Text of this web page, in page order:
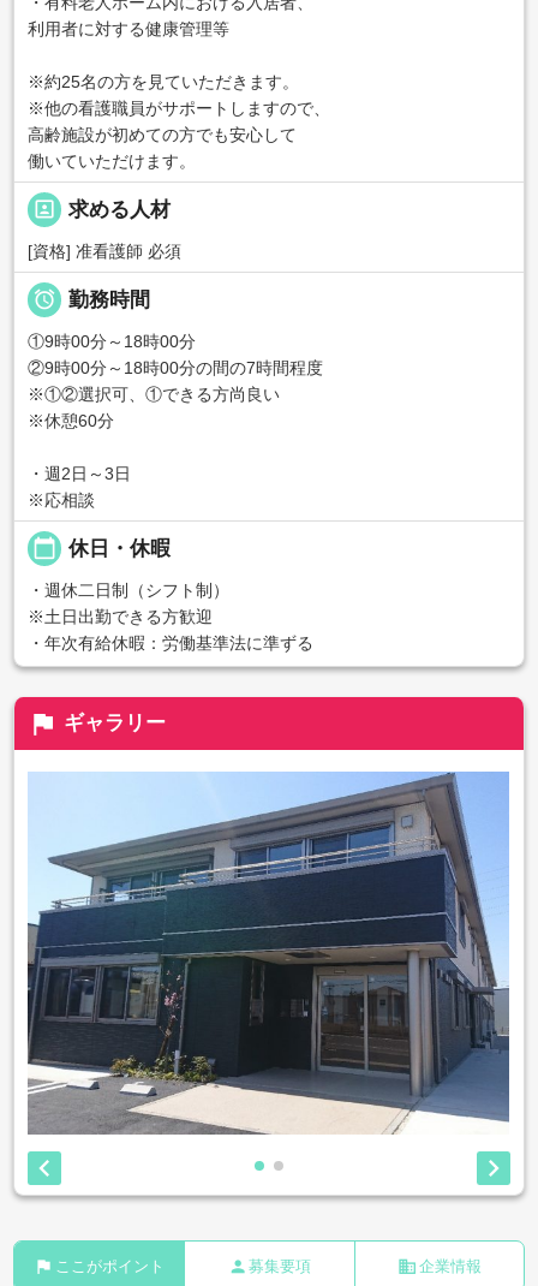
利用者に対する健康管理等
※約25名の方を見ていただきます。
※他の看護職員がサポートしますので、
高齢施設が初めての方でも安心して
働いていただけます。
portrait 求める人材
[資格] 准看護師 必須
 勤務時間
①9時00分～18時00分
②9時00分～18時00分の間の7時間程度
※①②選択可、①できる方尚良い
※休憩60分
・週2日～3日
※応相談
calendar_today 休日・休暇
・週休二日制（シフト制）
※土日出勤できる方歓迎
・年次有給休暇：労働基準法に準ずる
flag ギャラリー
 
flag ここがポイント person 募集要項 business 企業情報